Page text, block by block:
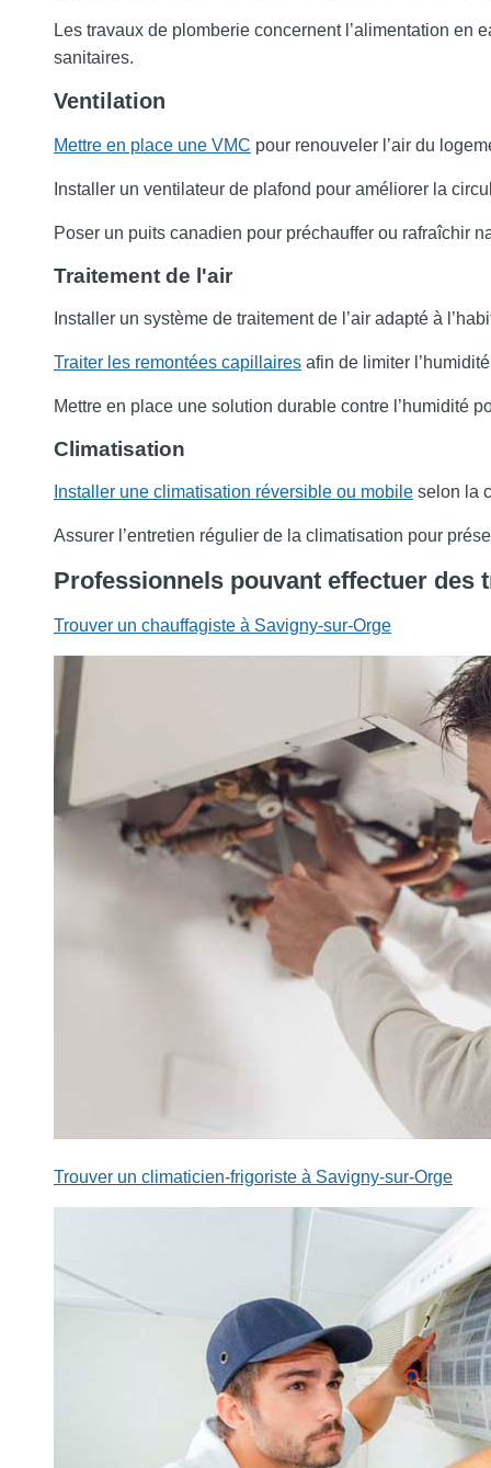
Les travaux de plomberie concernent l’alimentation en
sanitaires.
Ventilation
Mettre en place une VMC pour renouveler l’air du
Installer un ventilateur de plafond pour améliorer la
Poser un puits canadien pour préchauffer ou rafraîchir
Traitement de l'air
Installer un système de traitement de l’air adapté à
Traiter les remontées capillaires afin de limiter
Mettre en place une solution durable contre l’humidité
Climatisation
Installer une climatisation réversible ou mobile selon la
Assurer l’entretien régulier de la climatisation pour
Professionnels pouvant effectuer des
Trouver un chauffagiste à Savigny-sur-Orge
Trouver un climaticien-frigoriste à Savigny-sur-Orge